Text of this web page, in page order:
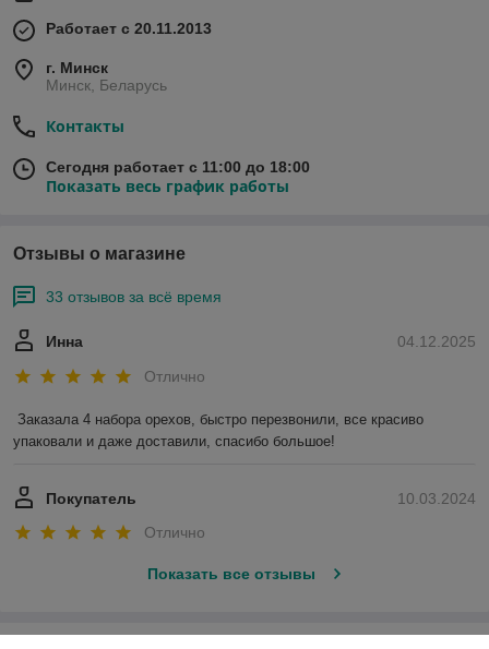
Работает с 20.11.2013
г. Минск
Минск, Беларусь
Контакты
Сегодня работает с 11:00 до 18:00
Показать весь график работы
Отзывы о магазине
33 отзывов за всё время
04.12.2025
Инна
Отлично
Заказала 4 набора орехов, быстро перезвонили, все красиво
упаковали и даже доставили, спасибо большое!
10.03.2024
Покупатель
Отлично
Показать все отзывы